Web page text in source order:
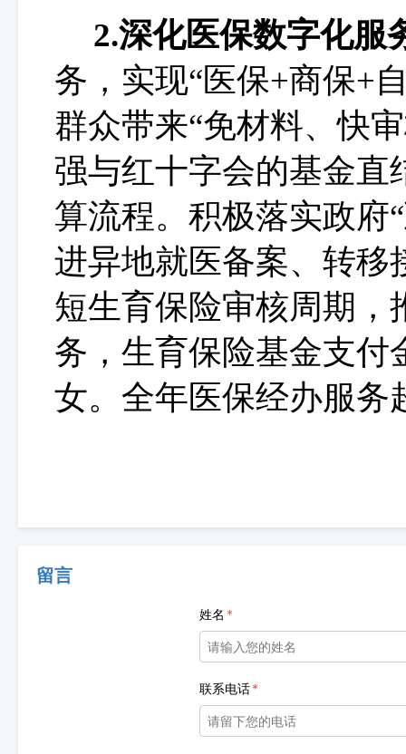
2.深化医保数字化服
务，实现“医保+商保+
群众带来“免材料、快
强与红十字会的基金直
算流程。积极落实政府
进异地就医备案、转移
短生育保险审核周期，
务 ， 生育保险基金支付
女。 全年医保经办服务
留言
姓名
联系电话